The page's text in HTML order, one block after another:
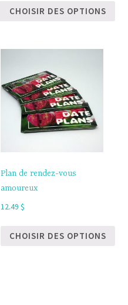
CHOISIR DES OPTIONS
Plan de rendez-vous
amoureux
12.49$
CHOISIR DES OPTIONS